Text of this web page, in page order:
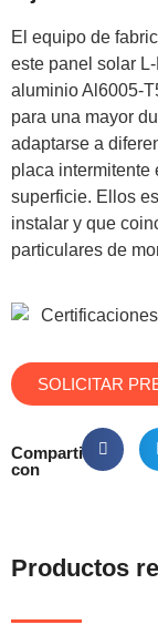
El equipo de
este panel solar
aluminio Al6005-
para una mayor
adaptarse a
placa intermitente
superficie. Ellos
instalar y que
particulares de
SOLICITAR
Compartir
con
Productos